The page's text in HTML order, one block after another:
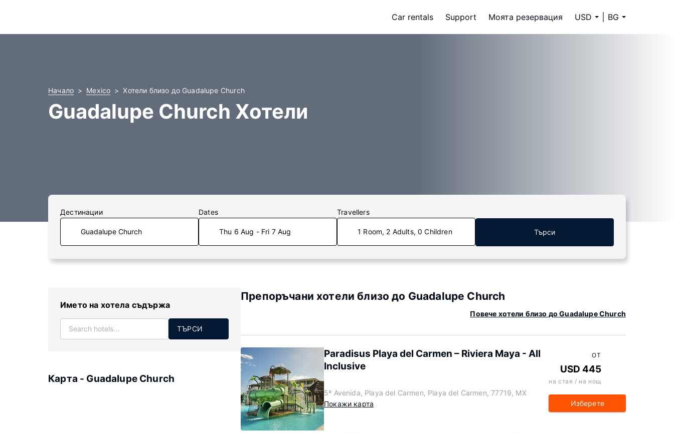
Car rentals Support Моята резервация USD BG
Начало Mexico Хотели близо до Guadalupe Church
Guadalupe Church Хотели
Дестинации Dates
Thu 6 Aug - Fri 7 Aug
Travellers
1 Room, 2 Adults, 0 Children Търси
Името на хотела съдържа
ТЪРСИ
Карта - Guadalupe Church
Препоръчани хотели близо до Guadalupe Church
Повече хотели близо до Guadalupe Church
Paradisus Playa del Carmen – Riviera Maya - All
Inclusive
5ª Avenida, Playa del Carmen, Playa del Carmen, 77719, MX
Покажи карта
ОТ
USD 445
на стая / на нощ
Изберете